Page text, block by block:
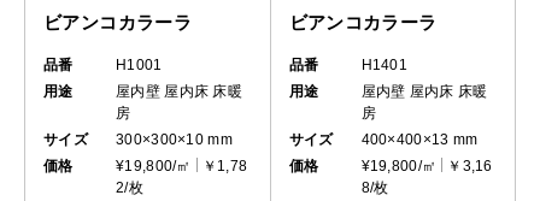
ビアンコカラーラ
品番
H1001
用途
屋内壁 屋内床 床暖
房
サイズ
300×300×10 mm
価格
¥19,800/㎡
￥1,78
2/枚
ビアンコカラーラ
品番
H1401
用途
屋内壁 屋内床 床暖
房
サイズ
400×400×13 mm
価格
¥19,800/㎡
￥3,16
8/枚